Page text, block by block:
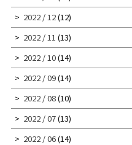
2022 / 12(12)
2022 / 11 (13)
2022 / 10(14)
2022 / 09(14)
2022 / 08(10)
2022 / 07(13)
2022 / 06(14)